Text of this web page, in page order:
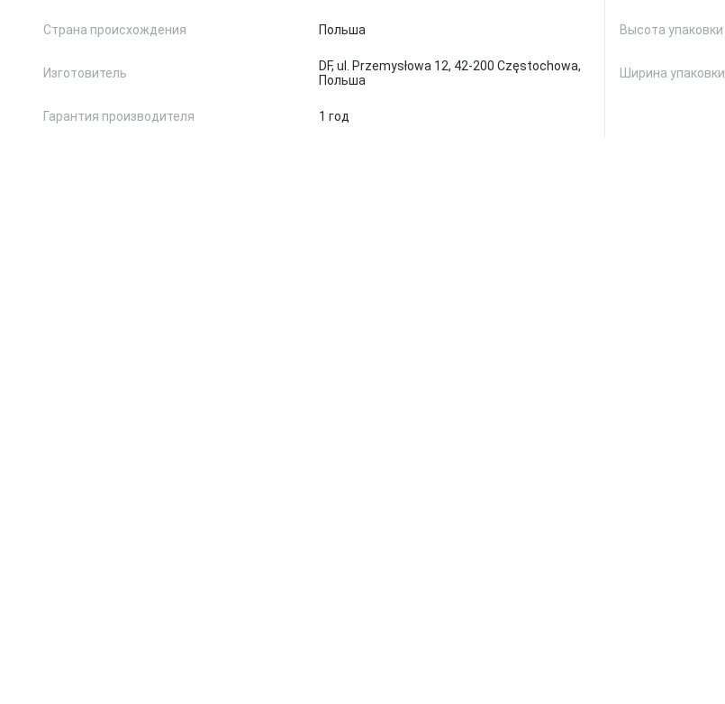
Страна происхождения Польша
Изготовитель
DF, ul. Przemysłowa 12, 42-200 Częstochowa,
Польша
Гарантия производителя 1 год
Высота упаковки
Ширина упаковки